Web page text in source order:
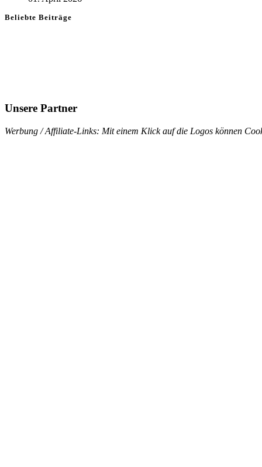
Beliebte Beiträge
Unsere Partner
Werbung / Affiliate-Links: Mit einem Klick auf die Logos können